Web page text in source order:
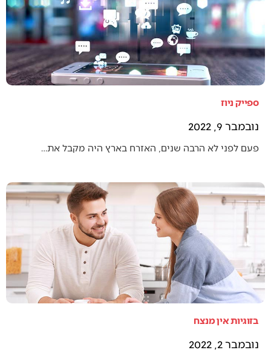
ספייק ניוז
נובמבר 9, 2022
פעם לפני לא הרבה שנים, האזרח בארץ היה מקבל את…
בזוגיות אין מנצח
נובמבר 2, 2022